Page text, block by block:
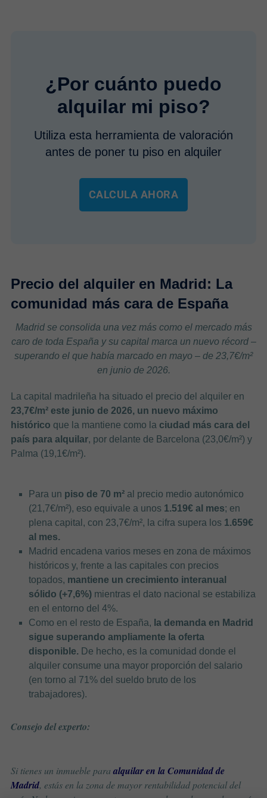
¿Por cuánto puedo
alquilar mi piso?
Utiliza esta herramienta de valoración
antes de poner tu piso en alquiler
CALCULA AHORA
Precio del alquiler en Madrid: La
comunidad más cara de España
Madrid se consolida una vez más como el mercado más
caro de toda España y su capital marca un nuevo récord –
superando el que había marcado en mayo – de 23,7€/m²
en junio de 2026.
La capital madrileña ha situado el precio del alquiler en
23,7€/m² este junio de 2026, un nuevo máximo
histórico que la mantiene como la ciudad más cara del
país para alquilar, por delante de Barcelona (23,0€/m²) y
Palma (19,1€/m²).
Para un piso de 70 m² al precio medio autonómico
(21,7€/m²), eso equivale a unos 1.519€ al mes; en
plena capital, con 23,7€/m², la cifra supera los 1.659€
al mes.
Madrid encadena varios meses en zona de máximos
históricos y, frente a las capitales con precios
topados, mantiene un crecimiento interanual
sólido (+7,6%) mientras el dato nacional se estabiliza
en el entorno del 4%.
Como en el resto de España, la demanda en Madrid
sigue superando ampliamente la oferta
disponible. De hecho, es la comunidad donde el
alquiler consume una mayor proporción del salario
(en torno al 71% del sueldo bruto de los
trabajadores).
Consejo del experto:
Si tienes un inmueble paraalquilar en la Comunidad de
Madrid, estás en la zona de mayor rentabilidad potencial del